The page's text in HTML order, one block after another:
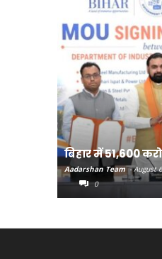
बिहार में 51,600
Aadarshan Team - August
0